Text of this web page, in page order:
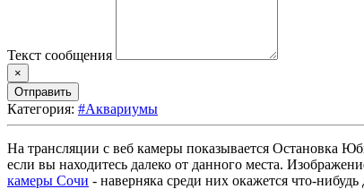
Текст сообщения
×
Отправить
Категория: #Аквариумы
На трансляции с веб камеры показывается Остановка
если вы находитесь далеко от данного места.
камеры Сочи - наверняка среди них окажется что-